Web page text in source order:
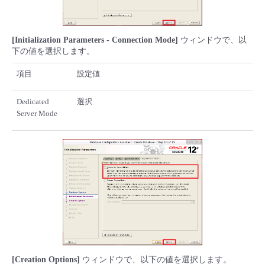
[Initialization Parameters - Connection Mode] ウィンドウで、以
下の値を選択します。
項目 設定値
Dedicated
Server Mode
選択
[Creation Options] ウィンドウで、以下の値を選択します。